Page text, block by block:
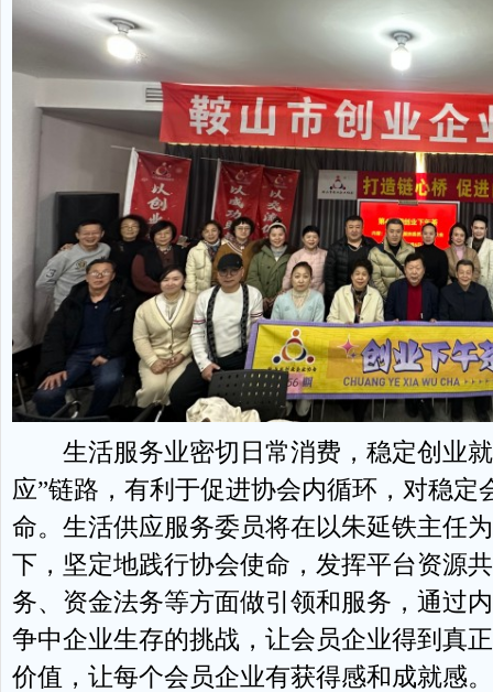
生活服务业密切日常消费，稳定创业就
应”链路，有利于促进协会内循环，对稳
命。生活供应服务委员将在以朱延铁主任
下，坚定地践行协会使命，发挥平台资源
务、资金法务等方面做引领和服务，通过
争中企业生存的挑战，让会员企业得到真
价值，让每个会员企业有获得感和成就感。